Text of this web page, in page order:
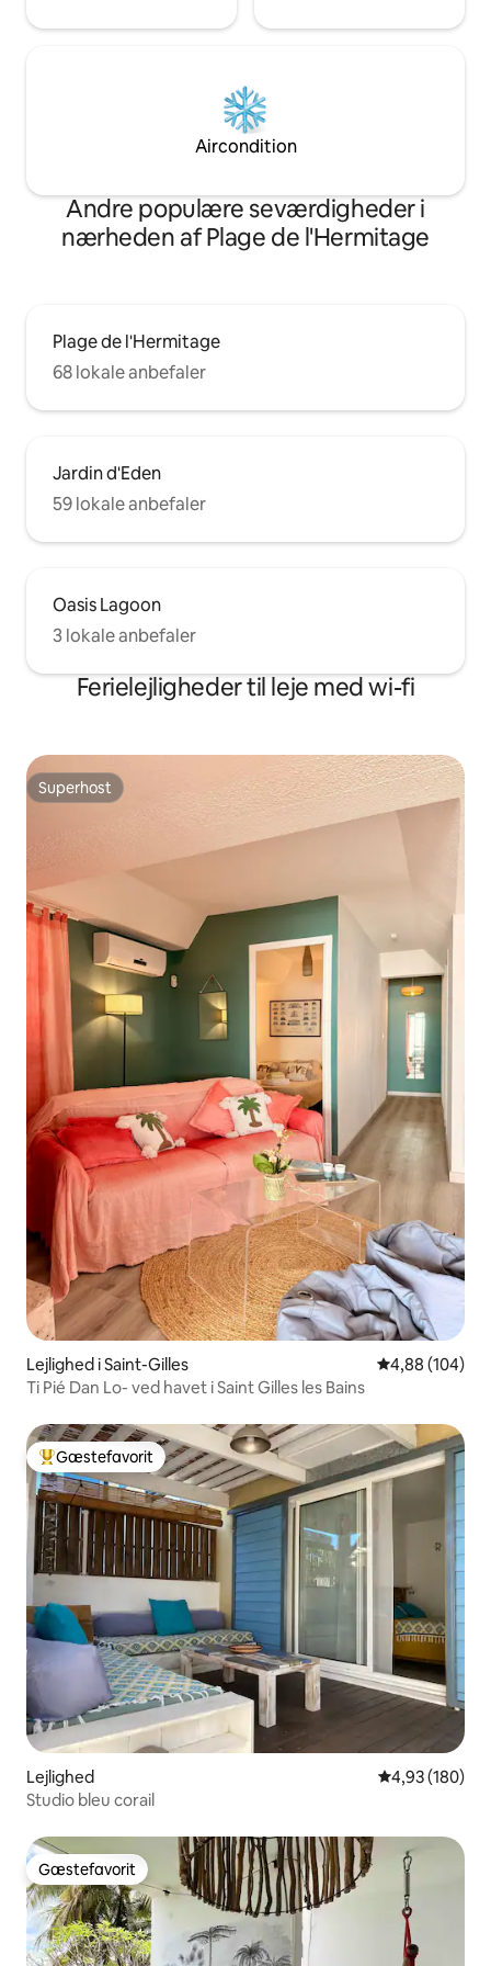
Aircondition
Andre populære seværdigheder i
nærheden af Plage de l'Hermitage
Plage de l'Hermitage
68 lokale anbefaler
Jardin d'Eden
59 lokale anbefaler
Oasis Lagoon
3 lokale anbefaler
Ferielejligheder til leje med wi-fi
Superhost
Superhost
Lejlighed i Saint-Gilles 4,88 ud af 5 i
4,88 (104)
Ti Pié Dan Lo- ved havet i Saint Gilles les Bains
Bedste gæstefavorit
Gæstefavorit
Lejlighed 4,93 ud af 5 i
4,93 (180)
Studio bleu corail
Gæstefavorit
Gæstefavorit